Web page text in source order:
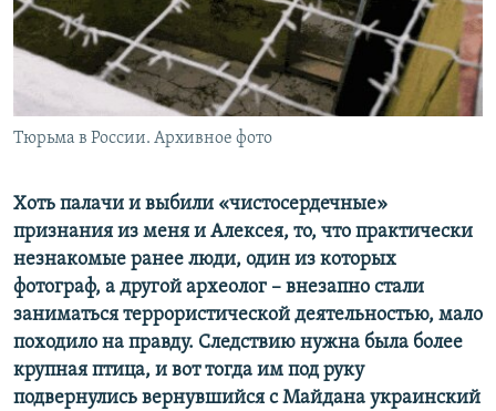
ПОБЕДИТЕЛЕЙ НЕ СУДЯТ?
КРЫМ.НЕПОКОРЕННЫЙ
УКРАИНСКАЯ ПРОБЛЕМА КРЫМА
ПРИСОЕДИНЯЙТЕСЬ!
Тюрьма в России. Архивное фото
Хоть палачи и выбили «чистосердечные»
признания из меня и Алексея, то, что практически
незнакомые ранее люди, один из которых
фотограф, а другой археолог – внезапно стали
заниматься террористической деятельностью, мало
походило на правду. Следствию нужна была более
крупная птица, и вот тогда им под руку
подвернулись вернувшийся с Майдана украинский